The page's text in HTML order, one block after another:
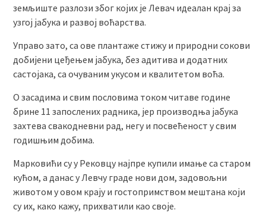
земљиште разлози због којих је Левач идеалан крај за
узгој јабука и развој воћарства.
Управо зато, са ове плантаже стижу и природни сокови
добијени цеђењем јабука, без адитива и додатних
састојака, са очуваним укусом и квалитетом воћа.
О засадима и свим пословима током читаве године
брине 11 запослених радника, јер производња јабука
захтева свакодневни рад, негу и посвећеност у свим
годишњим добима.
Марковићи су у Рековцу најпре купили имање са старом
кућом, а данас у Левчу граде нови дом, задовољни
животом у овом крају и гостопримством мештана који
су их, како кажу, прихватили као своје.